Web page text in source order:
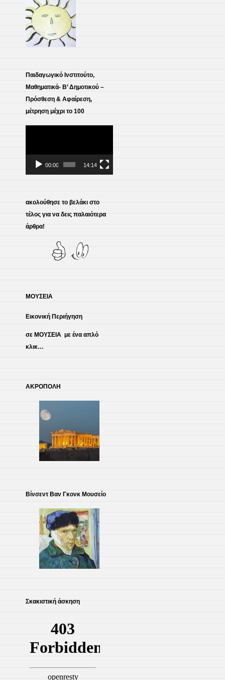
page
Παιδαγωγικό Ινστιτούτο,
Μαθηματικά- Β’ Δημοτικού –
Πρόσθεση & Αφαίρεση,
μέτρηση μέχρι το 100
Βίντεο
00:00 14:14
ακολούθησε το βελάκι στο
τέλος για να δεις παλαιότερα
άρθρα!
ΜΟΥΣΕΙΑ
Εικονική Περιήγηση
σε ΜΟΥΣΕΙΑ με ένα απλό
κλικ…
ΑΚΡΟΠΟΛΗ
Βίνσεντ Βαν Γκονκ Μουσείο
Σκακιστική άσκηση